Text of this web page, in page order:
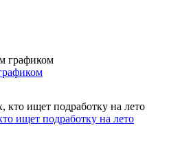
ищет подработку на лето